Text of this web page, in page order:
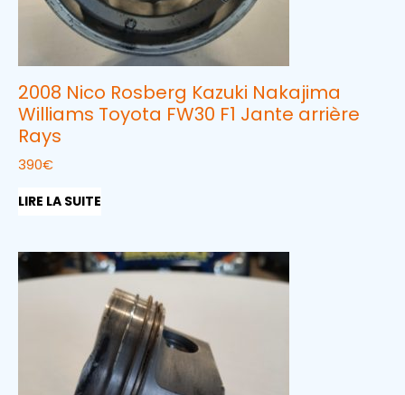
2008 Nico Rosberg Kazuki Nakajima
Williams Toyota FW30 F1 Jante arrière
Rays
390€
LIRE LA SUITE